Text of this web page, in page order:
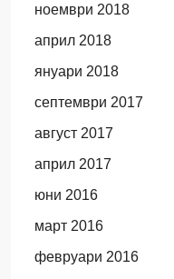
ноември 2018
април 2018
януари 2018
септември 2017
август 2017
април 2017
юни 2016
март 2016
февруари 2016